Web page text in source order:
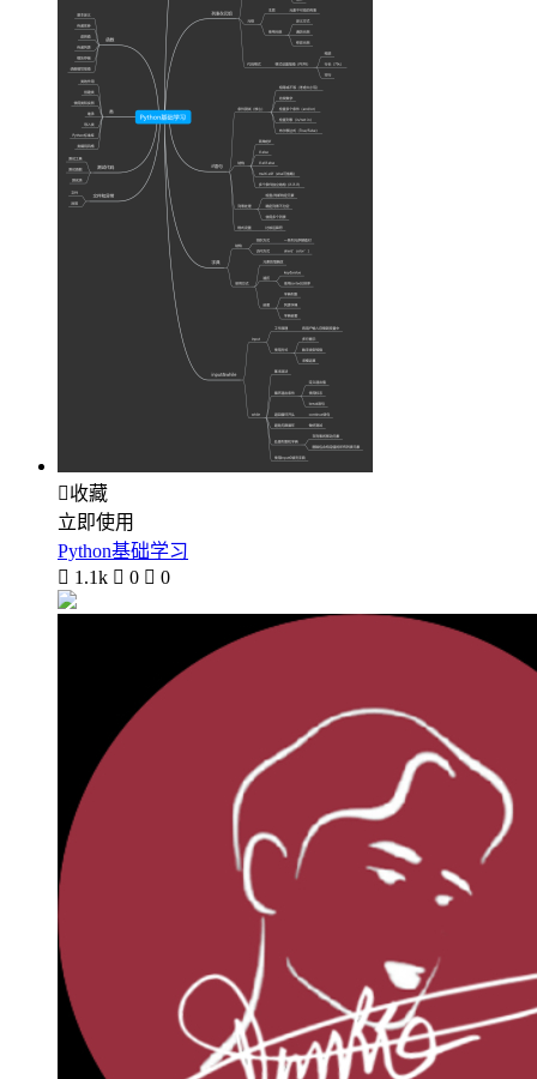
收藏
立即使用
Python基础学习
 1.1k  0  0